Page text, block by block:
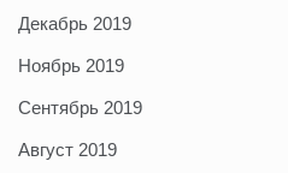
Декабрь 2019
Ноябрь 2019
Сентябрь 2019
Август 2019